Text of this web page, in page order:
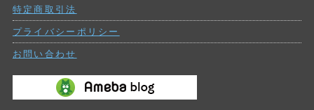
特定商取引法
プライバシーポリシー
お問い合わせ